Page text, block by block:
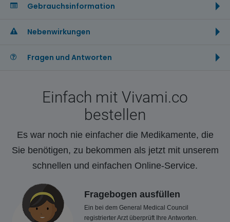
Gebrauchsinformation
Nebenwirkungen
Fragen und Antworten
Einfach mit Vivami.co
bestellen
Es war noch nie einfacher die Medikamente, die
Sie benötigen, zu bekommen als jetzt mit unserem
schnellen und einfachen Online-Service.
Fragebogen ausfüllen
Ein bei dem General Medical Council
registrierter Arzt überprüft Ihre Antworten.